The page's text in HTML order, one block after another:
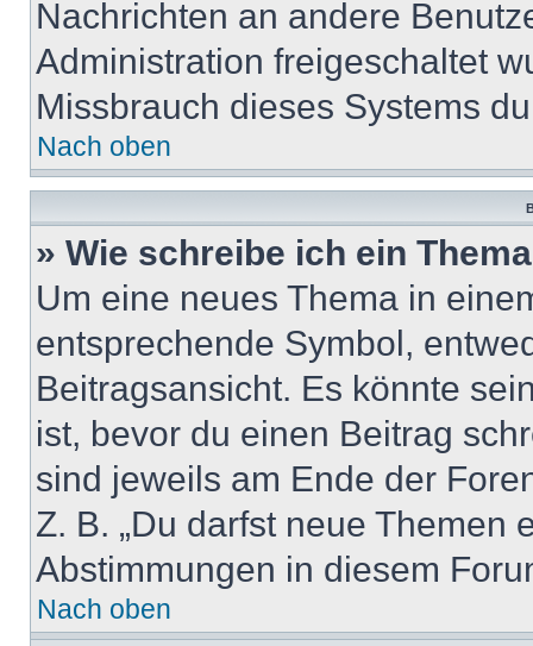
Nachrichten an andere
Administration freigeschaltet
Missbrauch dieses Systems
Nach oben
» Wie schreibe ich ein
Um eine neues Thema in
entsprechende Symbol,
Beitragsansicht. Es könnte
ist, bevor du einen Beitrag
sind jeweils am Ende der
Z. B. „Du darfst neue Themen
Abstimmungen in diesem
Nach oben